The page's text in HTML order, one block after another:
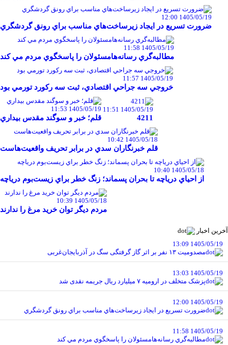
1405/05/19 12:00
ضرورت تسريع در ايجاد زيرساخت‌هاي مناسب براي رونق گردشگري
1405/05/19 11:58
مطالبه‌گري رسانه‌هامسئولان را پاسخگوي مردم مي کند
1405/05/19 11:57
خروجي سه جراحي اقتصادي، ثبت سه رکورد تورمي بود
1405/05/19 11:53
قلم؛ خبر و سوگند مقدس بيداري
1405/05/19 11:51
4211
1405/05/18 10:42
قلم خبرنگاران سدي در برابر تحريف واقعيت‌هاست
1405/05/18 10:40
از احياي درياچه تا بحران پسماند؛ زنگ خطر براي زيست‌بوم درياچه
1405/05/18 10:39
مردم ديگر توان خريد مرغ را ندارند
آخرین اخبار
1405/05/19 13:09
مصدومیت ۱۳ نفر بر اثر گاز گرفتگی سگ در آذربایجان‌غربی
1405/05/19 13:03
پزشک متخلف در ارومیه ۷ میلیارد ریال جریمه نقدی شد
1405/05/19 12:00
ضرورت تسريع در ايجاد زيرساخت‌هاي مناسب براي رونق گردشگري
1405/05/19 11:58
مطالبه‌گري رسانه‌هامسئولان را پاسخگوي مردم مي کند